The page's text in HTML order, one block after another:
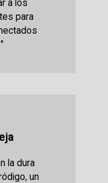
a los
para
la dura
un